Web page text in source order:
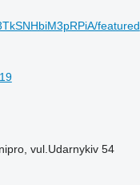
featured
vul.Udarnykiv 54